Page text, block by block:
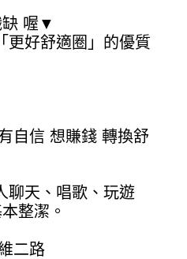
缺 喔▼
更好舒適圈」的優質
自信 想賺錢 轉換舒
聊天、唱歌、玩遊
整潔。
二路